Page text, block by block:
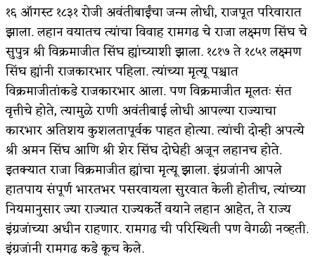
बुडीच खटलं – संयुक्त कुटुंब का गरजेचं?
१६ ऑगस्ट १८३१ रोजी अवंतीबाईंचा जन्म लोधी, राजपूत परिवारात
झाला. लहान वयातच त्यांचा विवाह रामगढ चे राजा लक्ष्मण सिंघ चे
सुपुत्र श्री विक्रमाजीत सिंघ ह्यांच्याशी झाला. १८१७ ते १८५१ लक्ष्मण
सिंघ ह्यांनी राजकारभार पहिला. त्यांच्या मृत्यू पश्चात
विक्रमाजीतांकडे राजकारभार आला. पण विक्रमाजीत मूलतः संत
वृत्तीचे होते, त्यामुळे राणी अवंतीबाई लोधी आपल्या राज्याचा
कारभार अतिशय कुशलतापूर्वक पाहत होत्या. त्यांची दोन्ही अपत्ये
श्री अमन सिंघ आणि श्री शेर सिंघ दोघेही अजून लहानच होते.
इतक्यात राजा विक्रमाजीत ह्यांचा मृत्यू झाला. इंग्रजांनी आपले
हातपाय संपूर्ण भारतभर पसरवायला सुरवात केली होतीच, त्यांच्या
नियमानुसार ज्या राज्यात राज्यकर्ते वयाने लहान आहेत, ते राज्य
इंग्रजांच्या अधीन राहणार. रामगढ ची परिस्थिती पण वेगळी नव्हती.
इंग्रजांनी रामगढ कडे कूच केले.